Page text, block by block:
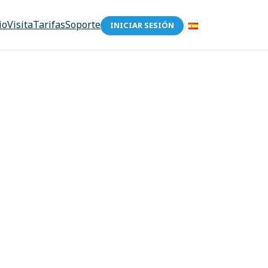
VisitaTarifasSoporte INICIAR SESIÓN